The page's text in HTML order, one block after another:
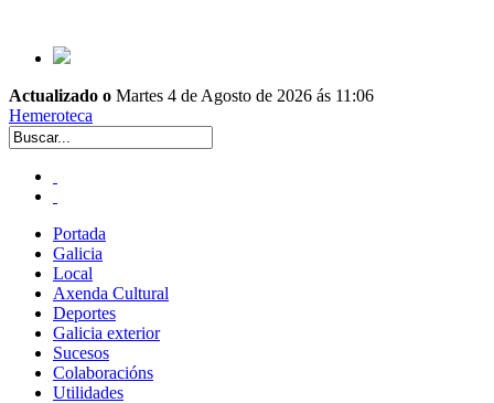
Actualizado o Martes 4 de Agosto de 2026 ás 11:06
Hemeroteca
Portada
Galicia
Local
Axenda Cultural
Deportes
Galicia exterior
Sucesos
Colaboracións
Utilidades